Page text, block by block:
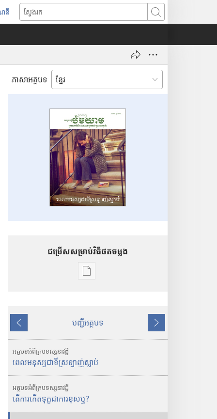
នី
ស្
វែ
រ
ក
ភាសាអត្ថបទ
ជម្រើសសម្រាប់វិធីថតចម្លង
ជ
ស
ម្
ប់
ថ
ច
ម្
យ
បញ្ជីអត្ថបទ
ន្
អត្ថបទអំពីក្របទស្សនាវដ្ដី
ពេល​មនុស្ស​ជា​ទី​ស្រឡាញ់​ស្លាប់
អត្ថបទអំពីក្របទស្សនាវដ្ដី
តើ​ការ​កើត​ទុក្ខ​ជា​ការ​ខុស​ឬ?